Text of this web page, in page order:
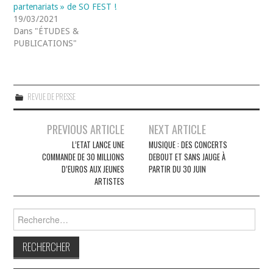
partenariats » de SO FEST !
19/03/2021
Dans "ÉTUDES &
PUBLICATIONS"
REVUE DE PRESSE
Navigation
articles
PREVIOUS ARTICLE
L’ETAT LANCE UNE
COMMANDE DE 30 MILLIONS
D’EUROS AUX JEUNES
ARTISTES
NEXT ARTICLE
MUSIQUE : DES CONCERTS
DEBOUT ET SANS JAUGE À
PARTIR DU 30 JUIN